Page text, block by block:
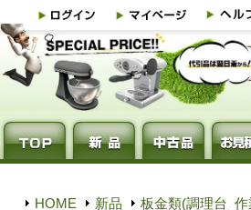
HOME 新品
板金類(調理台_